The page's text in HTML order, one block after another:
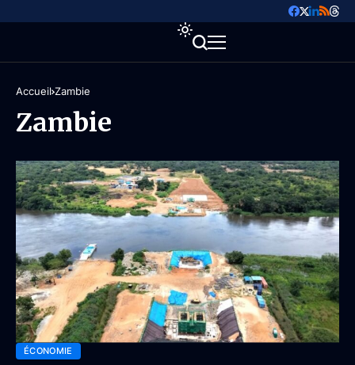
Accueil Zambie
Zambie
ÉCONOMIE